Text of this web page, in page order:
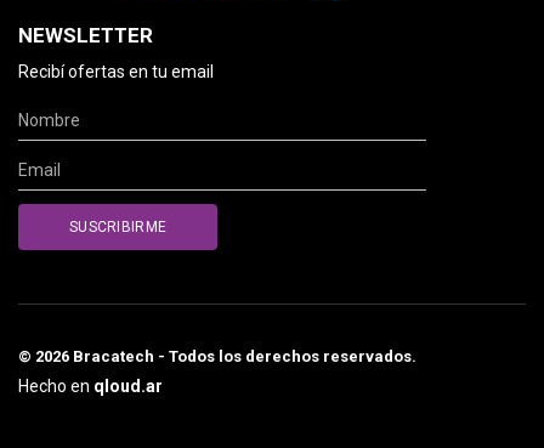
NEWSLETTER
Recibí ofertas en tu email
© 2026 Bracatech - Todos los derechos reservados.
Hecho en qloud.ar